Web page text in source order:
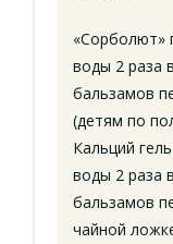
«Сорболют»
воды 2 раза
бальзамов
(детям по
Кальций
воды 2 раза
бальзамов
чайной